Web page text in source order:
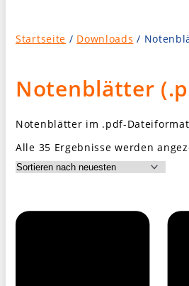
16,00 €
Startseite / Downloads /
Notenblätter
Notenblätter im .pdf-
Alle 35 Ergebnisse werden